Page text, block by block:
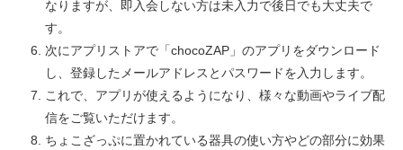
なりますが、即入会しない方は未入力で後日でも大丈夫で
す。
次にアプリストアで「chocoZAP」のアプリをダウンロード
し、登録したメールアドレスとパスワードを入力します。
これで、アプリが使えるようになり、様々な動画やライブ配
信をご覧いただけます。
ちょこざっぷに置かれている器具の使い方やどの部分に効果